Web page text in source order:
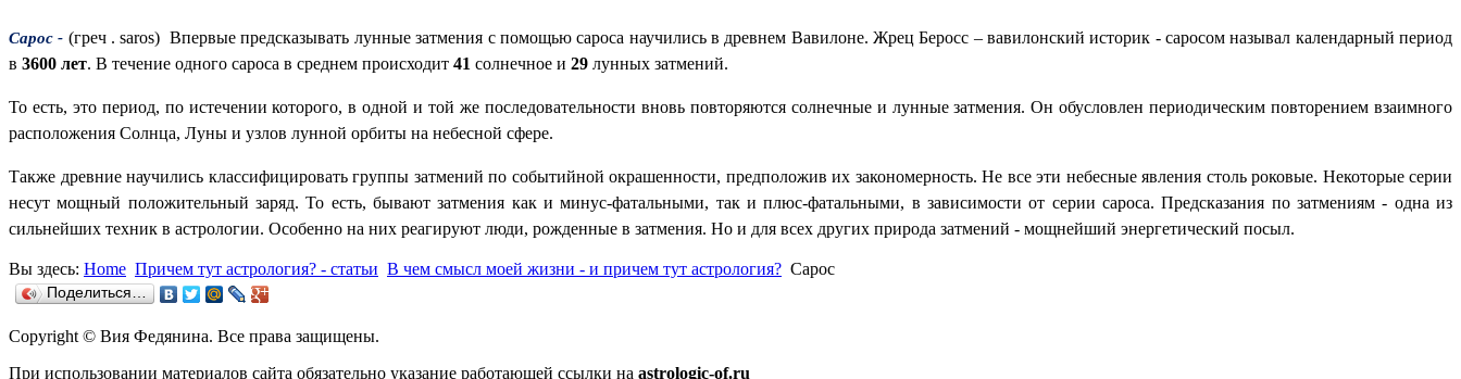
Сарос - (греч .saros) Впервые предсказывать лунные затмения с помощью сароса научились в древнем Вавилоне. Жрец Беросс – вавилонский историк - саросом называл календарный период
в 3600 лет. В течение одного сароса в среднем происходит 41 солнечное и 29 лунных затмений.
То есть, это период, по истечении которого, в одной и той же последовательности вновь повторяются солнечные и лунные затмения. Он обусловлен периодическим повторением взаимного
расположения Солнца, Луны и узлов лунной орбиты на небесной сфере.
Также древние научились классифицировать группы затмений по событийной окрашенности, предположив их закономерность. Не все эти небесные явления столь роковые. Некоторые серии
несут мощный положительный заряд. То есть, бывают затмения как и минус-фатальными, так и плюс-фатальными, в зависимости от серии сароса. Предсказания по затмениям - одна из
сильнейших техник в астрологии. Особенно на них реагируют люди, рожденные в затмения. Но и для всех других природа затмений - мощнейший энергетический посыл.
Вы здесь: Home Причем тут астрология? - статьи В чем смысл моей жизни - и причем тут астрология? Сарос
Поделиться…
Copyright © Вия Федянина. Все права защищены.
При использовании материалов сайта обязательно указание работающей ссылки на astrologic-of.ru